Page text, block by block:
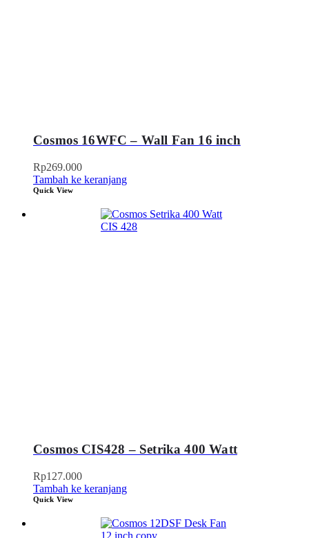
Cosmos 16WFC – Wall Fan 16 inch
Rp269.000
Tambah ke keranjang
Quick View
Cosmos CIS428 – Setrika 400 Watt
Rp127.000
Tambah ke keranjang
Quick View